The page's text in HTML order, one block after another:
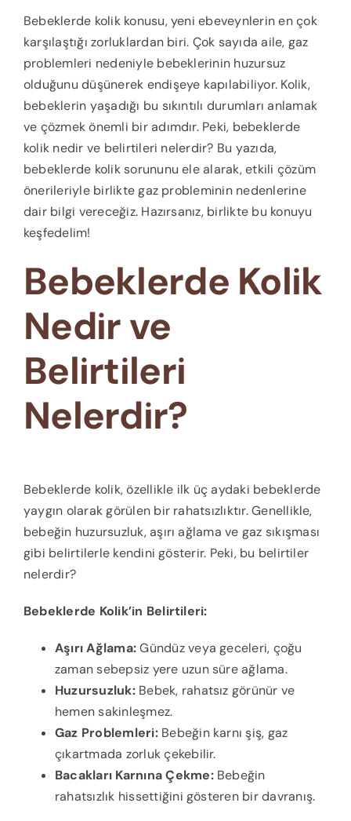
Bebeklerde kolik konusu, yeni ebeveynlerin en çok
karşılaştığı zorluklardan biri. Çok sayıda aile, gaz
problemleri nedeniyle bebeklerinin huzursuz
olduğunu düşünerek endişeye kapılabiliyor. Kolik,
bebeklerin yaşadığı bu sıkıntılı durumları anlamak
ve çözmek önemli bir adımdır. Peki, bebeklerde
kolik nedir ve belirtileri nelerdir? Bu yazıda,
bebeklerde kolik sorununu ele alarak, etkili çözüm
önerileriyle birlikte gaz probleminin nedenlerine
dair bilgi vereceğiz. Hazırsanız, birlikte bu konuyu
keşfedelim!
Bebeklerde Kolik
Nedir ve
Belirtileri
Nelerdir?
Bebeklerde kolik, özellikle ilk üç aydaki bebeklerde
yaygın olarak görülen bir rahatsızlıktır. Genellikle,
bebeğin huzursuzluk, aşırı ağlama ve gaz sıkışması
gibi belirtilerle kendini gösterir. Peki, bu belirtiler
nelerdir?
Bebeklerde Kolik’in Belirtileri:
Aşırı Ağlama:Gündüz veya geceleri, çoğu
zaman sebepsiz yere uzun süre ağlama.
Huzursuzluk:Bebek, rahatsız görünür ve
hemen sakinleşmez.
Gaz Problemleri:Bebeğin karnı şiş, gaz
çıkartmada zorluk çekebilir.
Bacakları Karnına Çekme:Bebeğin
rahatsızlık hissettiğini gösteren bir davranış.